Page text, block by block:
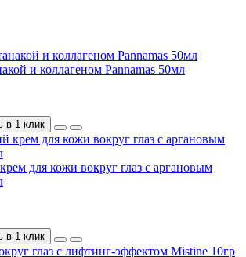
и коллагеном Pannamas 50мл
в 1 клик
для кожи вокруг глаз с аргановым
в 1 клик